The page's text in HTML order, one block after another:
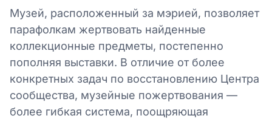
Музей, расположенный за мэрией, позволяет
парафолкам жертвовать найденные
коллекционные предметы, постепенно
пополняя выставки. В отличие от более
конкретных задач по восстановлению Центра
сообщества, музейные пожертвования —
более гибкая система, поощряющая